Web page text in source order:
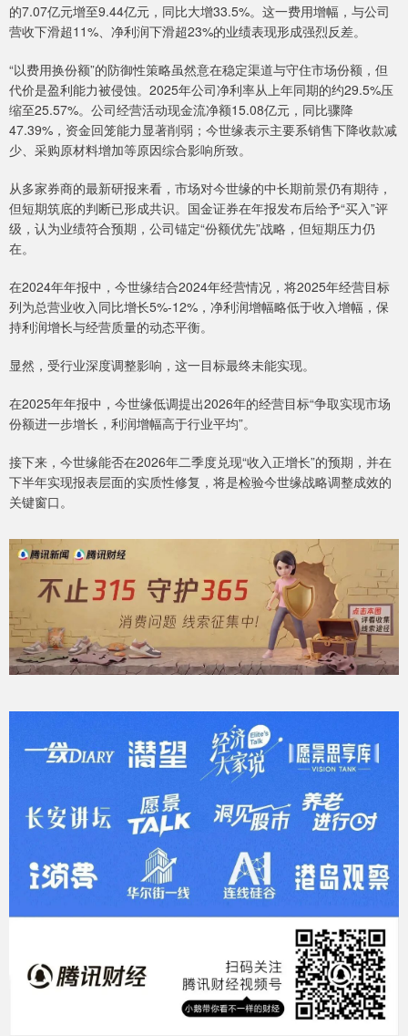
的7.07亿元增至9.44亿元，同比大增33.5%。这一费用增幅，与公司
营收下滑超11%、净利润下滑超23%的业绩表现形成强烈反差。
“以费用换份额”的防御性策略虽然意在稳定渠道与守住市场份额，但
代价是盈利能力被侵蚀。2025年公司净利率从上年同期的约29.5%压
缩至25.57%。公司经营活动现金流净额15.08亿元，同比骤降
47.39%，资金回笼能力显著削弱；今世缘表示主要系销售下降收款减
少、采购原材料增加等原因综合影响所致。
从多家券商的最新研报来看，市场对今世缘的中长期前景仍有期待，
但短期筑底的判断已形成共识。国金证券在年报发布后给予“买入”评
级，认为业绩符合预期，公司锚定“份额优先”战略，但短期压力仍
在。
在2024年年报中，今世缘结合2024年经营情况，将2025年经营目标
列为总营业收入同比增长5%-12%，净利润增幅略低于收入增幅，保
持利润增长与经营质量的动态平衡。
显然，受行业深度调整影响，这一目标最终未能实现。
在2025年年报中，今世缘低调提出2026年的经营目标“争取实现市场
份额进一步增长，利润增幅高于行业平均”。
接下来，今世缘能否在2026年二季度兑现“收入正增长”的预期，并在
下半年实现报表层面的实质性修复，将是检验今世缘战略调整成效的
关键窗口。